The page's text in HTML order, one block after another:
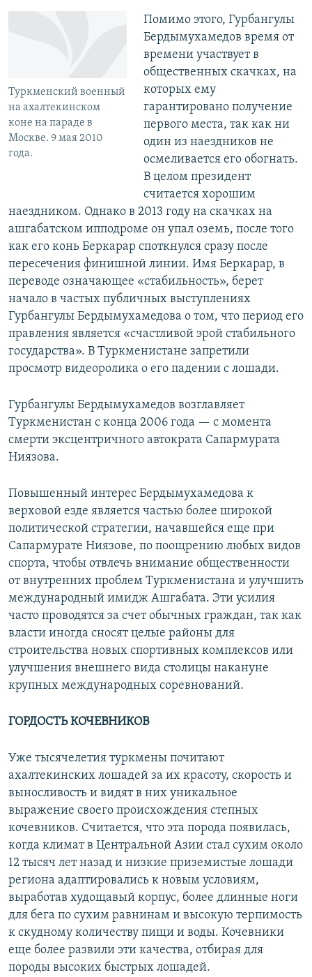
Туркменский военный
на ахалтекинском
коне на параде в
Москве. 9 мая 2010
года.
Помимо этого, Гурбангулы
Бердымухамедов время от
времени участвует в
общественных скачках, на
которых ему
гарантировано получение
первого места, так как ни
один из наездников не
осмеливается его обогнать.
В целом президент
считается хорошим
наездником. Однако в 2013 году на скачках на
ашгабатском ипподроме он упал оземь, после того
как его конь Беркарар споткнулся сразу после
пересечения финишной линии. Имя Беркарар, в
переводе означающее «стабильность», берет
начало в частых публичных выступлениях
Гурбангулы Бердымухамедова о том, что период его
правления является «счастливой эрой стабильного
государства». В Туркменистане запретили
просмотр видеоролика о его падении с лошади.
Гурбангулы Бердымухамедов возглавляет
Туркменистан с конца 2006 года — с момента
смерти эксцентричного автократа Сапармурата
Ниязова.
Повышенный интерес Бердымухамедова к
верховой езде является частью более широкой
политической стратегии, начавшейся еще при
Сапармурате Ниязове, по поощрению любых видов
спорта, чтобы отвлечь внимание общественности
от внутренних проблем Туркменистана и улучшить
международный имидж Ашгабата. Эти усилия
часто проводятся за счет обычных граждан, так как
власти иногда сносят целые районы для
строительства новых спортивных комплексов или
улучшения внешнего вида столицы накануне
крупных международных соревнований.
ГОРДОСТЬ КОЧЕВНИКОВ
Уже тысячелетия туркмены почитают
ахалтекинских лошадей за их красоту, скорость и
выносливость и видят в них уникальное
выражение своего происхождения степных
кочевников. Считается, что эта порода появилась,
когда климат в Центральной Азии стал сухим около
12 тысяч лет назад и низкие приземистые лошади
региона адаптировались к новым условиям,
выработав худощавый корпус, более длинные ноги
для бега по сухим равнинам и высокую терпимость
к скудному количеству пищи и воды. Кочевники
еще более развили эти качества, отбирая для
породы высоких быстрых лошадей.